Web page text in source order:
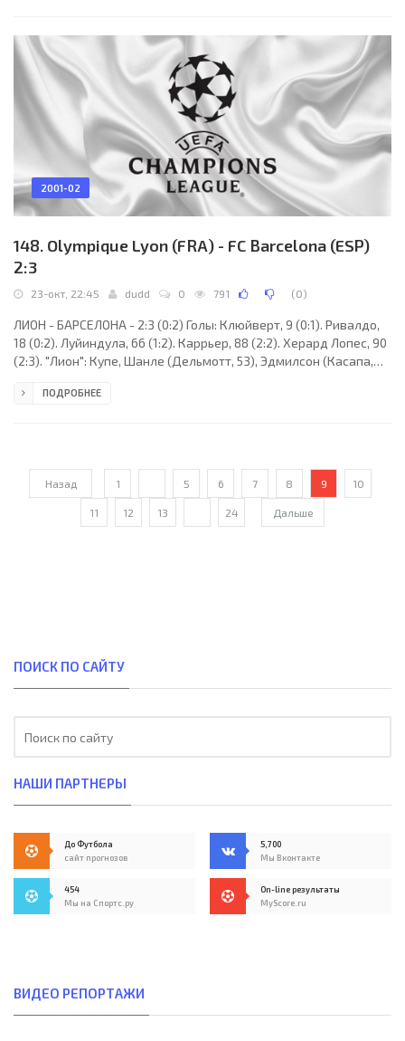
(Брдарич, 68), Нойвилль (Ожигве, 83). Голы: Шнайдер, 21 (0:1).
Кирстен, 34 (0:2). Октай,
2001-02
148. Olympique Lyon (FRA) - FC Barcelona (ESP)
2:3
23-окт, 22:45 dudd 0 791 (0)
ЛИОН - БАРСЕЛОНА - 2:3 (0:2) Голы: Клюйверт, 9 (0:1). Ривалдо,
18 (0:2). Луйиндула, 66 (1:2). Каррьер, 88 (2:2). Херард Лопес, 90
(2:3). "Лион": Купе, Шанле (Дельмотт, 53), Эдмилсон (Касапа,
(Легль, 78), Гову, Фоэ, Луйиндула. "Барселона": Бонано, Пуйоль,
Херард
ПОДРОБНЕЕ
Назад 1 5 6 7 8 9 10
11 12 13 24 Дальше
ПОИСК ПО САЙТУ
НАШИ ПАРТНЕРЫ
До Футбола
сайт прогнозов
5,700
Мы Вконтакте
454
Мы на Спортс.ру
On-line результаты
MyScore.ru
ВИДЕО РЕПОРТАЖИ